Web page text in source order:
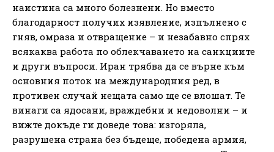
наистина са много болезнени. Но вместо
благодарност получих изявление, изпълнено с
гняв, омраза и отвращение – и незабавно спрях
всякаква работа по облекчаването на санкциите
и други въпроси. Иран трябва да се върне към
основния поток на международния ред, в
противен случай нещата само ще се влошат. Те
винаги са ядосани, враждебни и недоволни – и
вижте докъде ги доведе това: изгоряла,
разрушена страна без бъдеще, победена армия,